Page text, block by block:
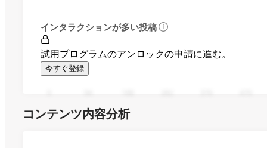
インタラクションが多い投稿
試用プログラムのアンロックの申請に進む。
今すぐ登録
コンテンツ内容分析